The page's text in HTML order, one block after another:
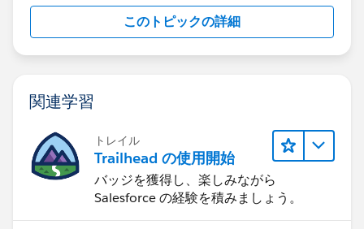
このトピックの詳細
関連学習
トレイル
Trailhead の使用開始
バッジを獲得し、楽しみながら
Salesforce の経験を積みましょう。